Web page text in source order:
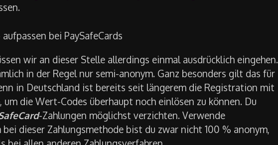
bei PaySafeCards
wir an dieser Stelle allerdings einmal ausdrücklich eingehen.
in der Regel nur semi-anonym. Ganz besonders gilt das für
in Deutschland ist bereits seit längerem die Registration mit
die Wert-Codes überhaupt noch einlösen zu können. Du
-Zahlungen möglichst verzichten. Verwende
bei dieser Zahlungsmethode bist du zwar nicht 100 % anonym,